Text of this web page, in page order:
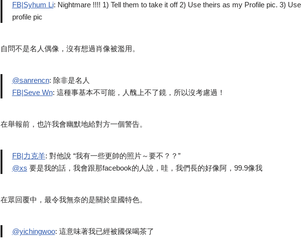
FB|Syhum Li: Nightmare !!!! 1) Tell them to take it off 2) Use theirs as my Profile pic. 3)
profile pic
自問不是名人偶像，沒有想過肖像被濫用。
@sanrencn: 除非是名人
FB|Seve Wn: 這種事基本不可能，人醜上不了鏡，所以沒考慮過！
在舉報前，也許我會幽默地給對方一個警告。
FB|力克羊: 對他說 “我有一些更帥的照片～要不？？”
@xs 要是我的話，我會跟那facebook的人說，哇，我們長的好像阿，99.9像我
在眾回覆中，最令我無奈的是關於皇國特色。
@yichingwoo: 這意味著我已經被國保喝茶了